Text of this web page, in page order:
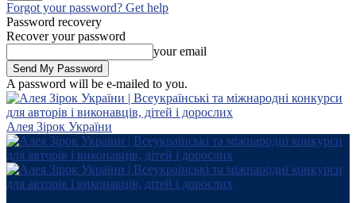
Forgot your password? Get help
Password recovery
Recover your password
your email
A password will be e-mailed to you.
Алея Зірок України